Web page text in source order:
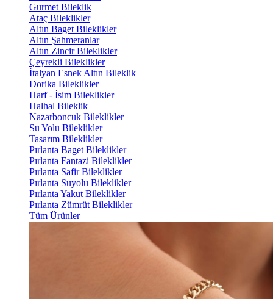
Gurmet Bileklik
Ataç Bileklikler
Altın Baget Bileklikler
Altın Şahmeranlar
Altın Zincir Bileklikler
Çeyrekli Bileklikler
İtalyan Esnek Altın Bileklik
Dorika Bileklikler
Harf - İsim Bileklikler
Halhal Bileklik
Nazarboncuk Bileklikler
Su Yolu Bileklikler
Tasarım Bileklikler
Pırlanta Baget Bileklikler
Pırlanta Fantazi Bileklikler
Pırlanta Safir Bileklikler
Pırlanta Suyolu Bileklikler
Pırlanta Yakut Bileklikler
Pırlanta Zümrüt Bileklikler
Tüm Ürünler